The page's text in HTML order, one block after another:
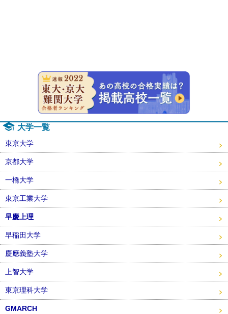
大学一覧
東京大学
京都大学
一橋大学
東京工業大学
早慶上理
早稲田大学
慶應義塾大学
上智大学
東京理科大学
GMARCH